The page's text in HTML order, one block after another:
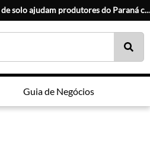
Ensino m Lei Maria da Penha faz 20 anos entre avanços e impunidadeEstudantes da lista de espera do Fies são chamados pelo MEC
Guia de Negócios